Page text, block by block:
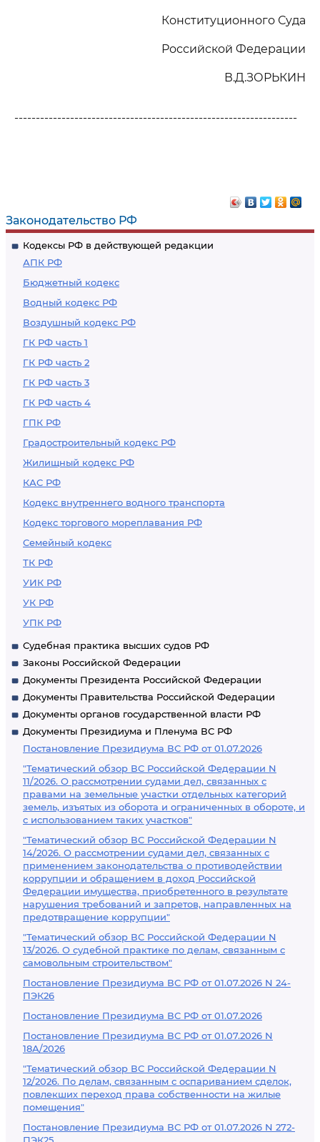
Законодательство РФ
Кодексы РФ в действующей редакции
АПК РФ
Бюджетный кодекс
Водный кодекс РФ
Воздушный кодекс РФ
ГК РФ часть 1
ГК РФ часть 2
ГК РФ часть 3
ГК РФ часть 4
ГПК РФ
Градостроительный кодекс РФ
Жилищный кодекс РФ
КАС РФ
Кодекс внутреннего водного транспорта
Кодекс торгового мореплавания РФ
Семейный кодекс
ТК РФ
УИК РФ
УК РФ
УПК РФ
Судебная практика высших судов РФ
Законы Российской Федерации
Документы Президента Российской Федерации
Документы Правительства Российской Федерации
Документы органов государственной власти РФ
Документы Президиума и Пленума ВС РФ
Постановление Президиума ВС РФ от 01.07.2026
"Тематический обзор ВС Российской Федерации N
11/2026. О рассмотрении судами дел, связанных с
правами на земельные участки отдельных категорий
земель, изъятых из оборота и ограниченных в обороте, и
с использованием таких участков"
"Тематический обзор ВС Российской Федерации N
14/2026. О рассмотрении судами дел, связанных с
применением законодательства о противодействии
коррупции и обращением в доход Российской
Федерации имущества, приобретенного в результате
нарушения требований и запретов, направленных на
предотвращение коррупции"
"Тематический обзор ВС Российской Федерации N
13/2026. О судебной практике по делам, связанным с
самовольным строительством"
Постановление Президиума ВС РФ от 01.07.2026 N 24-
ПЭК26
Постановление Президиума ВС РФ от 01.07.2026
Постановление Президиума ВС РФ от 01.07.2026 N
18А/2026
"Тематический обзор ВС Российской Федерации N
12/2026. По делам, связанным с оспариванием сделок,
повлекших переход права собственности на жилые
помещения"
Постановление Президиума ВС РФ от 01.07.2026 N 272-
Конституционного Суда
Российской Федерации
В.Д.ЗОРЬКИН
------------------------------------------------------------------